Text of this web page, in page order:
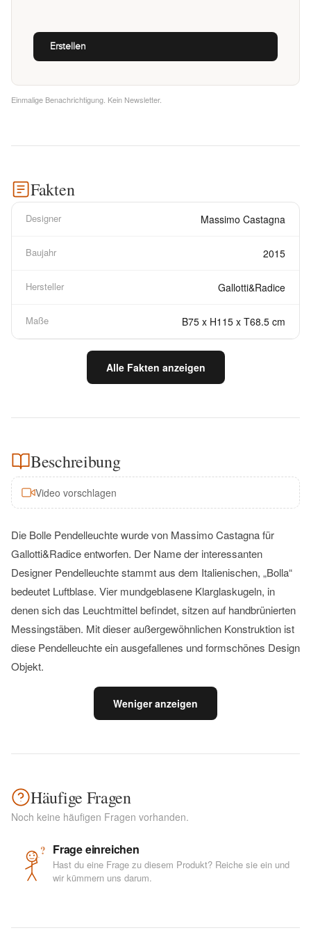
Einmalige Benachrichtigung. Kein Newsletter.
Fakten
Designer Massimo Castagna
Baujahr 2015
Hersteller Gallotti&Radice
Maße B75 x H115 x T68.5 cm
Alle Fakten anzeigen
Beschreibung
Video vorschlagen
Die Bolle Pendelleuchte wurde von Massimo Castagna für
Gallotti&Radice entworfen. Der Name der interessanten
Designer Pendelleuchte stammt aus dem Italienischen, „Bolla“
bedeutet Luftblase. Vier mundgeblasene Klarglaskugeln, in
denen sich das Leuchtmittel befindet, sitzen auf handbrünierten
Messingstäben. Mit dieser außergewöhnlichen Konstruktion ist
diese Pendelleuchte ein ausgefallenes und formschönes Design
Objekt.
Weniger anzeigen
Häufige Fragen
Noch keine häufigen Fragen vorhanden.
? Frage einreichen
Hast du eine Frage zu diesem Produkt? Reiche sie ein und
wir kümmern uns darum.